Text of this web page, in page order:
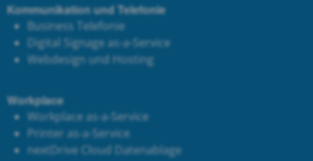
Kommunikation und Telefonie
Business Telefonie
Digital Signage as-a-Service
Webdesign und Hosting
Workplace
Workplace as-a-Service
Printer as-a-Service
nextDrive Cloud Datenablage